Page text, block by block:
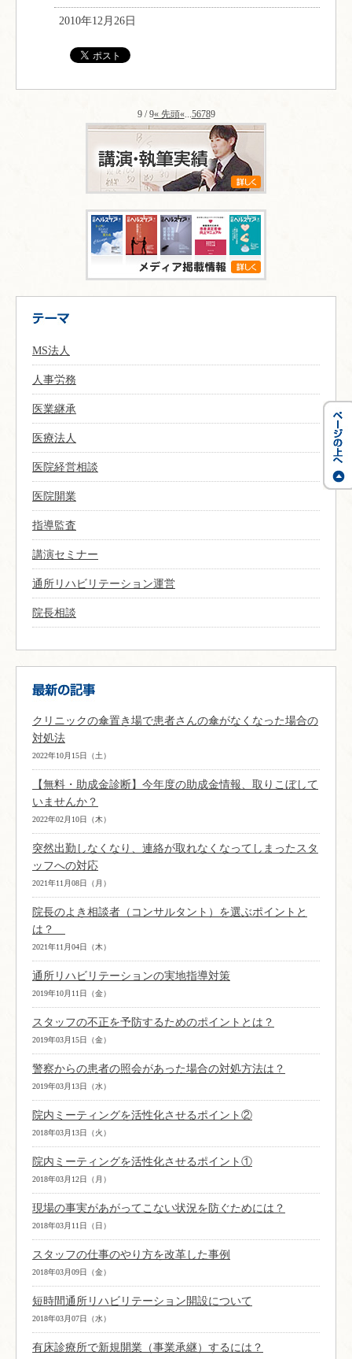
2010年12月26日
9 / 9« 先頭«... 56789
MS法人
人事労務
医業継承
医療法人
医院経営相談
医院開業
指導監査
講演セミナー
通所リハビリテーション運営
院長相談
クリニックの傘置き場で患者さんの傘がなくなった場合の
対処法
2022年10月15日（土）
【無料・助成金診断】今年度の助成金情報、取りこぼして
いませんか？
2022年02月10日（木）
突然出勤しなくなり、連絡が取れなくなってしまったスタ
ッフへの対応
2021年11月08日（月）
院長のよき相談者（コンサルタント）を選ぶポイントと
は？
2021年11月04日（木）
通所リハビリテーションの実地指導対策
2019年10月11日（金）
スタッフの不正を予防するためのポイントとは？
2019年03月15日（金）
警察からの患者の照会があった場合の対処方法は？
2019年03月13日（水）
院内ミーティングを活性化させるポイント②
2018年03月13日（火）
院内ミーティングを活性化させるポイント①
2018年03月12日（月）
現場の事実があがってこない状況を防ぐためには？
2018年03月11日（日）
スタッフの仕事のやり方を改革した事例
2018年03月09日（金）
短時間通所リハビリテーション開設について
2018年03月07日（水）
有床診療所で新規開業（事業承継）するには？